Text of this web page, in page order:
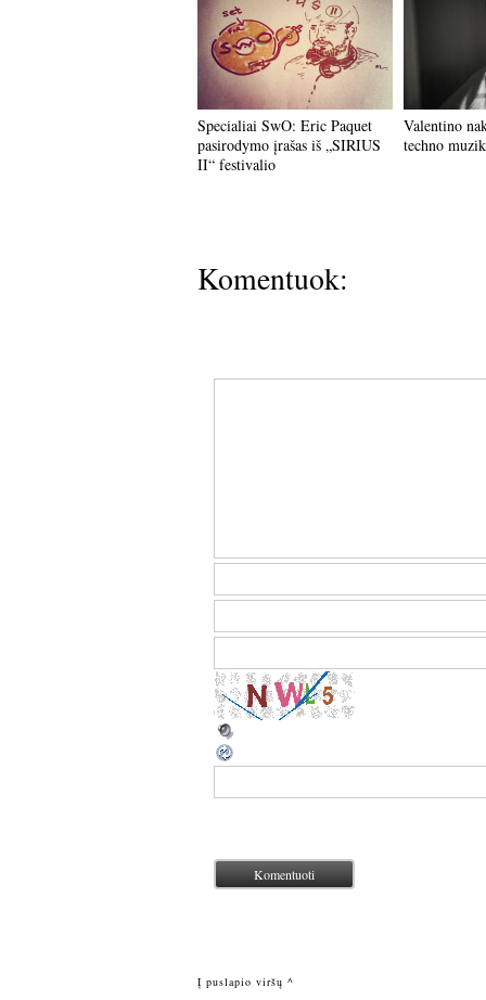
Specialiai SwO: Eric Paquet
pasirodymo įrašas iš „SIRIUS
II“ festivalio
Valentino
techno
Komentuok:
Į puslapio viršų ^